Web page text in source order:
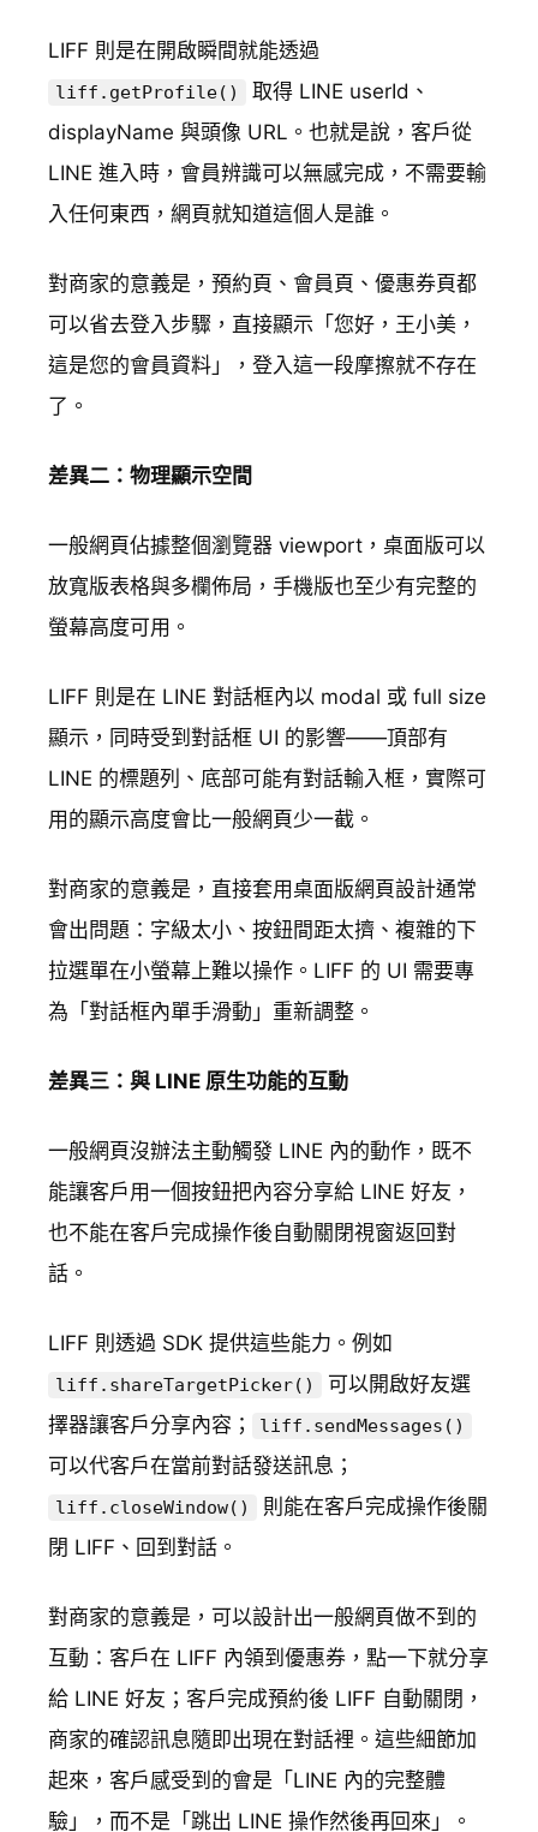
LIFF 則是在開啟瞬間就能透過
liff.getProfile()
取得 LINE userId、
displayName 與頭像 URL。也就是說，客戶從
LINE 進入時，會員辨識可以無感完成，不需要輸
入任何東西，網頁就知道這個人是誰。
對商家的意義是，預約頁、會員頁、優惠券頁都
可以省去登入步驟，直接顯示「您好，王小美，
這是您的會員資料」，登入這一段摩擦就不存在
了。
差異二：物理顯示空間
一般網頁佔據整個瀏覽器 viewport，桌面版可以
放寬版表格與多欄佈局，手機版也至少有完整的
螢幕高度可用。
LIFF 則是在 LINE 對話框內以 modal 或 full size
顯示，同時受到對話框 UI 的影響——頂部有
LINE 的標題列、底部可能有對話輸入框，實際可
用的顯示高度會比一般網頁少一截。
對商家的意義是，直接套用桌面版網頁設計通常
會出問題：字級太小、按鈕間距太擠、複雜的下
拉選單在小螢幕上難以操作。LIFF 的 UI 需要專
為「對話框內單手滑動」重新調整。
差異三：與 LINE 原生功能的互動
一般網頁沒辦法主動觸發 LINE 內的動作，既不
能讓客戶用一個按鈕把內容分享給 LINE 好友，
也不能在客戶完成操作後自動關閉視窗返回對
話。
LIFF 則透過 SDK 提供這些能力。例如
liff.shareTargetPicker()
可以開啟好友選
擇器讓客戶分享內容；
liff.sendMessages()
可以代客戶在當前對話發送訊息；
liff.closeWindow()
則能在客戶完成操作後關
閉 LIFF、回到對話。
對商家的意義是，可以設計出一般網頁做不到的
互動：客戶在 LIFF 內領到優惠券，點一下就分享
給 LINE 好友；客戶完成預約後 LIFF 自動關閉，
商家的確認訊息隨即出現在對話裡。這些細節加
起來，客戶感受到的會是「LINE 內的完整體
驗」，而不是「跳出 LINE 操作然後再回來」。